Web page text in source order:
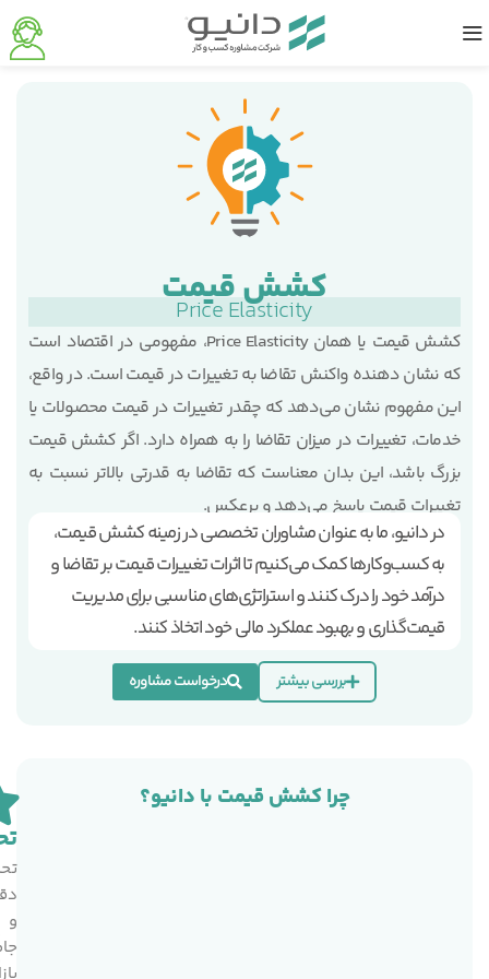
کشش قیمت
Price Elasticity
کشش قیمت یا همان Price Elasticity، مفهومی در اقتصاد است
که نشان دهنده واکنش تقاضا به تغییرات در قیمت است. در واقع،
این مفهوم نشان می‌دهد که چقدر تغییرات در قیمت محصولات یا
خدمات، تغییرات در میزان تقاضا را به همراه دارد. اگر کشش قیمت
بزرگ باشد، این بدان معناست که تقاضا به قدرتی بالاتر نسبت به
تغییرات قیمت پاسخ می‌دهد و برعکس.
در دانیو، ما به عنوان مشاوران تخصصی در زمینه کشش قیمت،
به کسب‌وکارها کمک می‌کنیم تا اثرات تغییرات قیمت بر تقاضا و
درآمد خود را درک کنند و استراتژی‌های مناسبی برای مدیریت
قیمت‌گذاری و بهبود عملکرد مالی خود اتخاذ کنند.
بررسی بیشتر درخواست مشاوره
چرا کشش قیمت با دانیو؟
و